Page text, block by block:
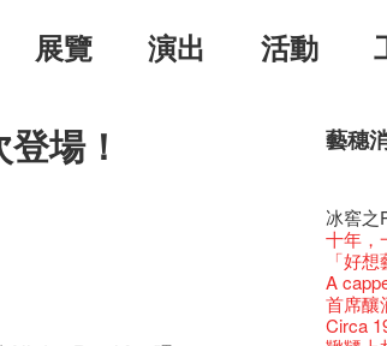
展覽 演出 活動
場！ 藝穗
藝穗會
藝穗會
The
Feste
藝穗好
藝穗會
藝穗會
TEE
【德
價 🍯
玉露
✈ 數量
藝穗會
聖誕平
爵士樂
票房櫃
那位女
藝穗會
儀式
爵士
爵士時
藝穗會
This
治‧翁
JAZZ
爵士時
JAZZ
格外地
Sony
the
– 31,
🎃萬
WE
Fringe
招聘
【招募
「創作
對待，
Notice:
7pm*
Photo
Susie
員、劇
具創造
暖又迷
新春大
注意:
處將
【藝穗
世的秘
全新會
文化生
氣管表
【藝穗
窗外
【藝穗
一位看
【藝穗
斯的詩
什麼藝
10月15
常踴
【藝穗
牛奶公
【藝穗
成！
藝穗會
密係
藝穗會
秘密就
藝穗會
"Enjoy
裸對話
取得
售罄，
名。
「給他
Fung
Listen
客席策
"Thank
these
2015-
百年未
藝穗
2015
下午茶
Arts
「百
素食午
五月方
兩位
上的新
Benny
術》訪
山外山
山外山
Hok
「山外
個展開
笑翻天
藝穗
要吃一
「在
音樂
正
東南亞
劉智倫
新年新
十築香
Bay在
Step
小交響
餐:D
找到自
與冰冰
啡！
BHA
Secret
來跟
冰​窖之
十年
「好
A
首席釀
Circa